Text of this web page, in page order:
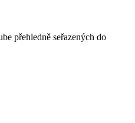
přehledně seřazených do